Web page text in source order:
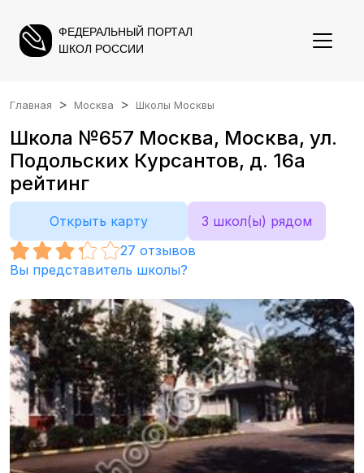
ФЕДЕРАЛЬНЫЙ ПОРТАЛ
ШКОЛ РОССИИ
Главная Москва Школы Москвы
Школа №657 Москва, Москва, ул.
Подольских Курсантов, д. 16а
рейтинг
Открыть карту
3 школ(ы) рядом
27 отзывов
Вы представитель школы?